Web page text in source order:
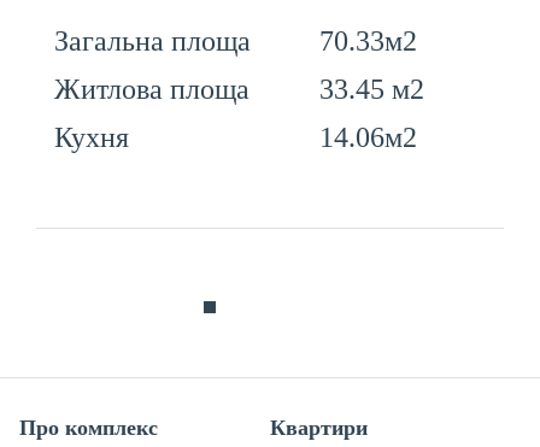
Загальна площа
70.33м2
Житлова площа
33.45 м2
Кухня
14.06м2
Про комплекс Квартири